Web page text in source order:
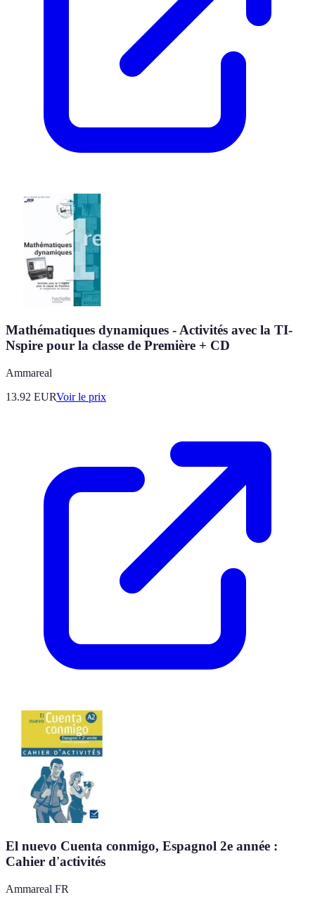
Mathématiques dynamiques - Activités avec la TI-
Nspire pour la classe de Première + CD
Ammareal
13.92 EURVoir le prix
El nuevo Cuenta conmigo, Espagnol 2e année :
Cahier d'activités
Ammareal FR